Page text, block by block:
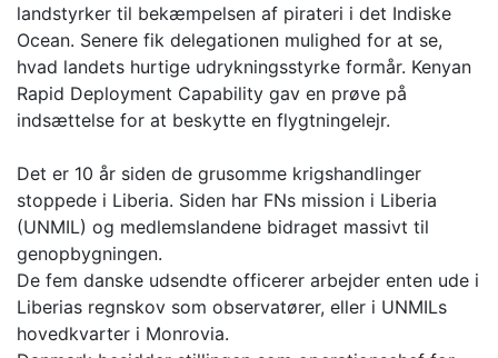
landstyrker til bekæmpelsen af pirateri i det Indiske
Ocean. Senere fik delegationen mulighed for at se,
hvad landets hurtige udrykningsstyrke formår. Kenyan
Rapid Deployment Capability gav en prøve på
indsættelse for at beskytte en flygtningelejr.
Det er 10 år siden de grusomme krigshandlinger
stoppede i Liberia. Siden har FNs mission i Liberia
(UNMIL) og medlemslandene bidraget massivt til
genopbygningen.
De fem danske udsendte officerer arbejder enten ude i
Liberias regnskov som observatører, eller i UNMILs
hovedkvarter i Monrovia.